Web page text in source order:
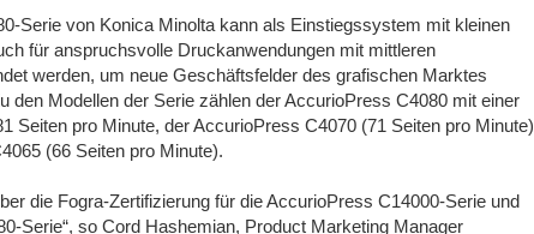
Serie von Konica Minolta kann als Einstiegssystem mit kleinen
für anspruchsvolle Druckanwendungen mit mittleren
werden, um neue Geschäftsfelder des grafischen Marktes
den Modellen der Serie zählen der AccurioPress C4080 mit einer
Seiten pro Minute, der AccurioPress C4070 (71 Seiten pro Minute)
(66 Seiten pro Minute).
die Fogra-Zertifizierung für die AccurioPress C14000-Serie und
Serie“, so Cord Hashemian, Product Marketing Manager